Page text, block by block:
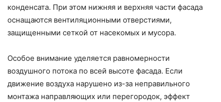
конденсата. При этом нижняя и верхняя части фасада
оснащаются вентиляционными отверстиями,
защищенными сеткой от насекомых и мусора.
Особое внимание уделяется равномерности
воздушного потока по всей высоте фасада. Если
движение воздуха нарушено из-за неправильного
монтажа направляющих или перегородок, эффект